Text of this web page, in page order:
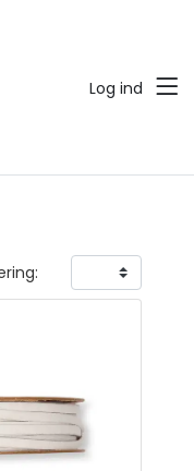
Log ind